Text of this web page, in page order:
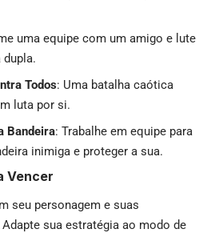
uma equipe com um amigo e lute
Todos: Uma batalha caótica
luta por si.
Bandeira: Trabalhe em equipe para
inimiga e proteger a sua.
Vencer
seu personagem e suas
Adapte sua estratégia ao modo de